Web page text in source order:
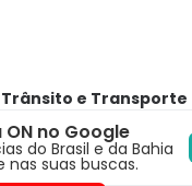
Trânsito e Transporte
no Google
do Brasil e da Bahia
suas buscas.